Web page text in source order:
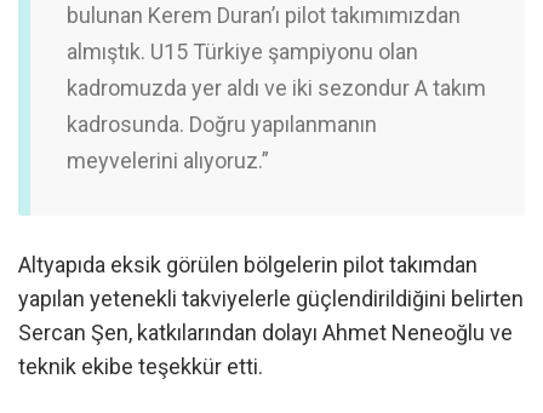
bulunan Kerem Duran’ı pilot takımımızdan
almıştık. U15 Türkiye şampiyonu olan
kadromuzda yer aldı ve iki sezondur A takım
kadrosunda. Doğru yapılanmanın
meyvelerini alıyoruz.”
Altyapıda eksik görülen bölgelerin pilot takımdan
yapılan yetenekli takviyelerle güçlendirildiğini belirten
Sercan Şen, katkılarından dolayı Ahmet Neneoğlu ve
teknik ekibe teşekkür etti.